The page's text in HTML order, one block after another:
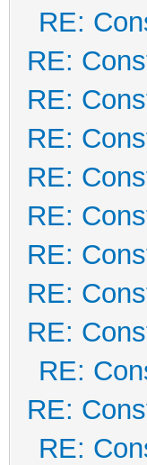
RE:
RE:
RE:
RE:
RE:
RE:
RE:
RE:
RE:
RE:
RE:
RE: